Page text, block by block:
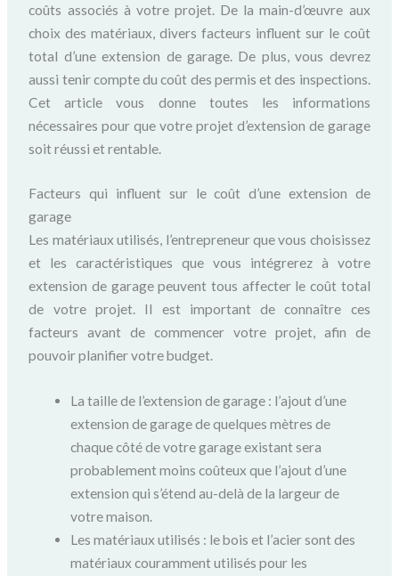
coûts associés à votre projet. De la main-d’œuvre aux
choix des matériaux, divers facteurs influent sur le coût
total d’une extension de garage. De plus, vous devrez
aussi tenir compte du coût des permis et des inspections.
Cet article vous donne toutes les informations
nécessaires pour que votre projet d’extension de garage
soit réussi et rentable.
Facteurs qui influent sur le coût d’une extension de
garage
Les matériaux utilisés, l’entrepreneur que vous choisissez
et les caractéristiques que vous intégrerez à votre
extension de garage peuvent tous affecter le coût total
de votre projet. Il est important de connaître ces
facteurs avant de commencer votre projet, afin de
pouvoir planifier votre budget.
La taille de l’extension de garage : l’ajout d’une
extension de garage de quelques mètres de
chaque côté de votre garage existant sera
probablement moins coûteux que l’ajout d’une
extension qui s’étend au-delà de la largeur de
votre maison.
Les matériaux utilisés : le bois et l’acier sont des
matériaux couramment utilisés pour les